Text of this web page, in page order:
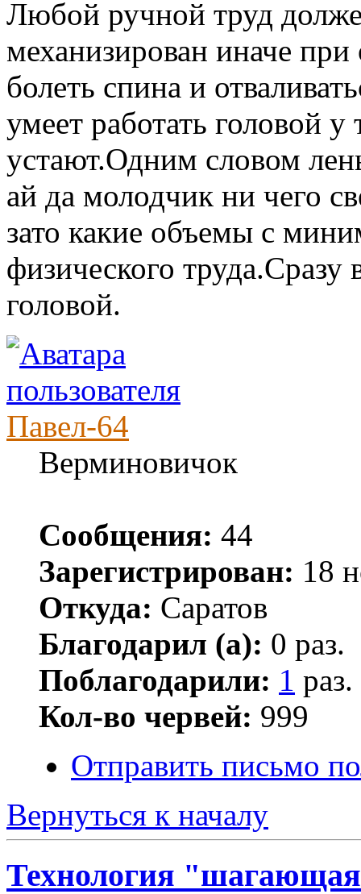
Любой ручной труд
механизирован иначе
болеть спина и
умеет работать головой
устают.Одним словом
ай да молодчик ни чего
зато какие объемы с
физического
головой.
Павел-64
Верминовичок
Сообщения: 44
Зарегистрирован: 18
Откуда: Саратов
Благодарил (а): 0 раз.
Поблагодарили: 1 раз.
Кол-во червей: 999
Отправить письмо
Вернуться к началу
Технология